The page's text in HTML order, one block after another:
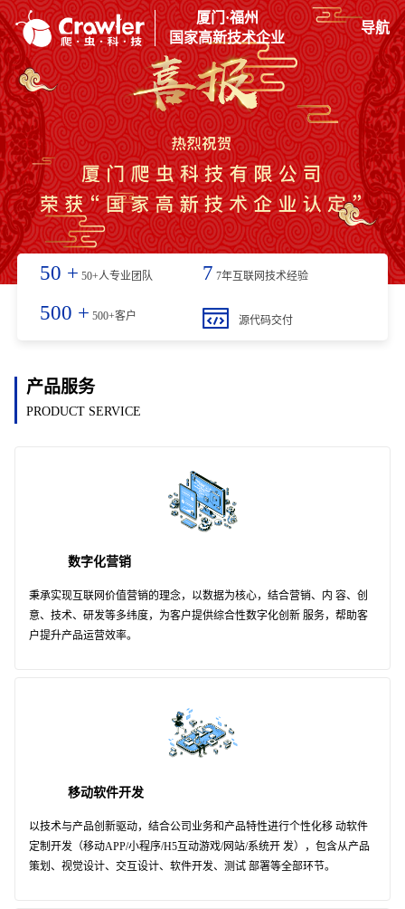
厦门·福州
国家高新技术企业
导航
50 + 50+人专业团队 7 7年互联网技术经验
500 + 500+客户 源代码交付
产品服务
PRODUCT SERVICE
数字化营销
秉承实现互联网价值营销的理念，以数据为核心，结合营销、内 容、创
意、技术、研发等多纬度，为客户提供综合性数字化创新 服务，帮助客
户提升产品运营效率。
移动软件开发
以技术与产品创新驱动，结合公司业务和产品特性进行个性化移 动软件
定制开发（移动APP/小程序/H5互动游戏/网站/系统开 发），包含从产品
策划、视觉设计、交互设计、软件开发、测试 部署等全部环节。